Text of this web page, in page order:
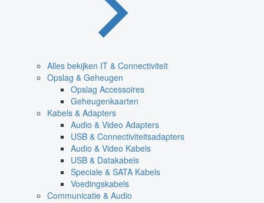
Alles bekijken IT & Connectiviteit
Opslag & Geheugen
Opslag Accessoires
Geheugenkaarten
Kabels & Adapters
Audio & Video Adapters
USB & Connectiviteitsadapters
Audio & Video Kabels
USB & Datakabels
Speciale & SATA Kabels
Voedingskabels
Communicatie & Audio